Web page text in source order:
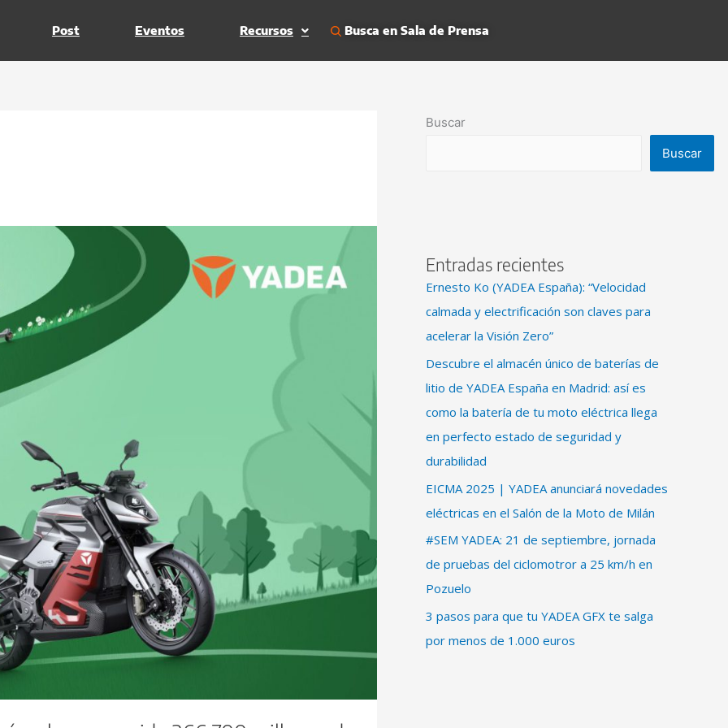
Post Eventos Recursos Busca en Sala de Prensa
Buscar
Buscar
Entradas recientes
Ernesto Ko (YADEA España): “Velocidad
calmada y electrificación son claves para
acelerar la Visión Zero”
Descubre el almacén único de baterías de
litio de YADEA España en Madrid: así es
como la batería de tu moto eléctrica llega
en perfecto estado de seguridad y
durabilidad
EICMA 2025 | YADEA anunciará novedades
eléctricas en el Salón de la Moto de Milán
#SEM YADEA: 21 de septiembre, jornada
de pruebas del ciclomotror a 25 km/h en
Pozuelo
3 pasos para que tu YADEA GFX te salga
por menos de 1.000 euros